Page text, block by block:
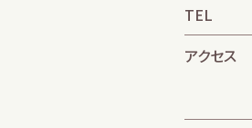
TEL
アクセス